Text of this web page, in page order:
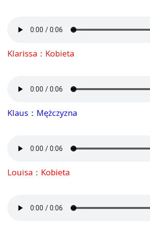
Klarissa：Kobieta
Klaus：Mężczyzna
Louisa：Kobieta